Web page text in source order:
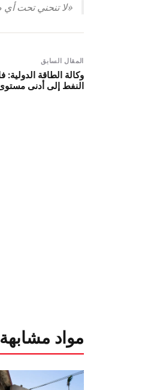
«لا تنحني تحت
المقال السابق
وكالة الطاقة
النفط إلى أدنى
مواد مشابهة